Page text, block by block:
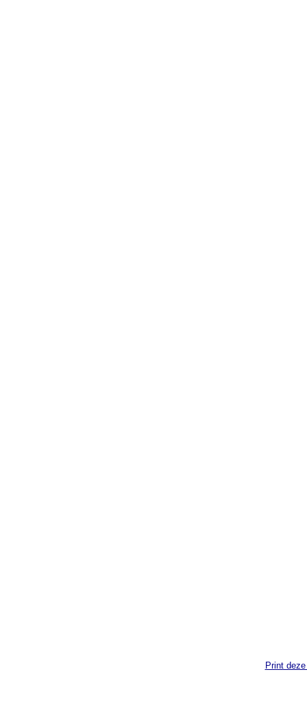
Print